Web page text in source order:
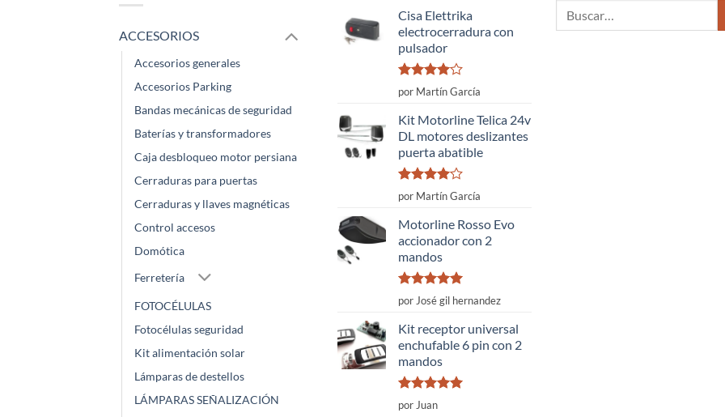
ACCESORIOS
Accesorios generales
Accesorios Parking
Bandas mecánicas de seguridad
Baterías y transformadores
Caja desbloqueo motor persiana
Cerraduras para puertas
Cerraduras y llaves magnéticas
Control accesos
Domótica
Ferretería
FOTOCÉLULAS
Fotocélulas seguridad
Kit alimentación solar
Lámparas de destellos
LÁMPARAS SEÑALIZACIÓN
Cisa Elettrika
electrocerradura con
pulsador
Valorado
con
5
por Martín García
Kit Motorline Telica 24v
DL motores deslizantes
puerta abatible
Valorado
con
5
por Martín García
Motorline Rosso Evo
accionador con 2
mandos
Valorado
con
de 5
por José gil hernandez
Kit receptor universal
enchufable 6 pin con 2
mandos
Valorado
por Juan
Buscar
por: